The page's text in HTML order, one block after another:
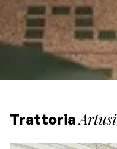
TrattoriaArtusi